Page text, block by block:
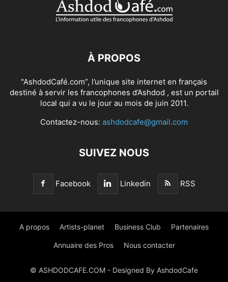
À PROPOS
"AshdodCafé.com”, l’unique site internet en français
destiné à servir les francophones d’Ashdod , est un portail
local qui a vu le jour au mois de juin 2011.
Contactez-nous: ashdodcafe@gmail.com
SUIVEZ NOUS
Facebook Linkedin RSS
A propos Artists-planet Business Club Partenaires
Annuaire des Pros Nous contacter
© ASHDODCAFE.COM - Designed By AshdodCafe